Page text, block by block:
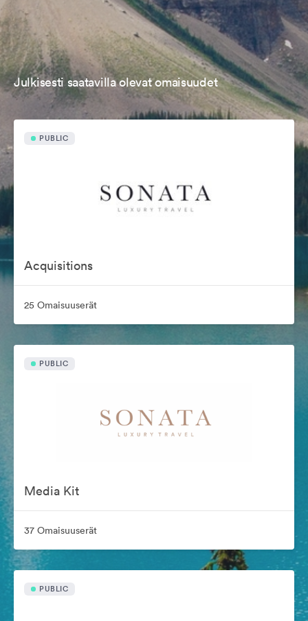
Julkisesti saatavilla olevat omaisuudet
PUBLIC
Acquisitions
25 Omaisuuserät
PUBLIC
Media Kit
37 Omaisuuserät
PUBLIC